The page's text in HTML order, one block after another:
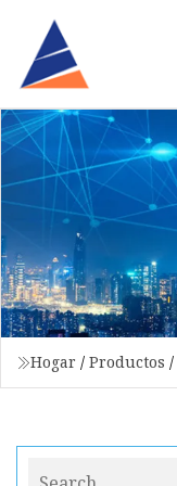
Hogar / Productos /